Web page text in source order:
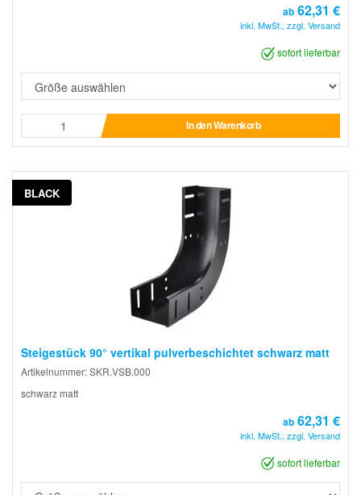
ab 62,31 €
inkl. MwSt., zzgl. Versand
sofort lieferbar
In den Warenkorb
BLACK
Steigestück 90° vertikal pulverbeschichtet schwarz matt
Artikelnummer: SKR.VSB.000
schwarz matt
ab 62,31 €
inkl. MwSt., zzgl. Versand
sofort lieferbar